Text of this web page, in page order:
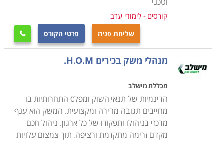
תחומים כדוגמת קשר עם ספקים ועם מנהלים
עוד נרכשת היכולת לבצע סקירה של המוסד או המבנה
בתחום אחריותו של איש המקצוע בניסיון לאתר מפגעים
הדורשים תיקון כמו למשל, מעליות שפג תוקף האחריות
עליהן ויש להזמין את חברת המעליות לתחזוקה שוטפת,
מזגנים רעועים הנוטים ליפול ומהווים סיכון בטיחותי, עצים
בסביבת חצר המוסד שיש לטפל בהם על מנת למנוע סיכון
בטיחותי וכדומה.
קורסים - לימודי ערב
שליחת פניה פרטי הקורס 
מנהלי משק בכירים H.O.M.
מכללת מישלב
הדינמיות של תנאי השוק ומפלס התחרותיות בו
מחייבים תגובה מהירה ומקצועית. המשק הוא ענף
מרכזי בניהולו ותפקודו של כל ארגון. ניהול חכם
מקדם זרימה מתקדמת ורציפה, תוך צמצום עלויות